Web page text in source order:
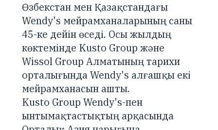
Өзбекстан мен Қазақстандағы
Wendy's мейрамханаларының саны
45-ке дейін өседі. Осы жылдың
көктемінде Kusto Group және
Wissol Group Алматының тарихи
орталығында Wendy's алғашқы екі
мейрамханасын ашты.
Kusto Group Wendy's-пен
ынтымақтастықтың арқасында